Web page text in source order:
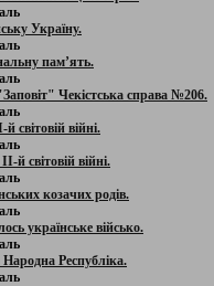
Україну.
пам’ять.
Чекістська справа №206.
світовій війні.
й світовій війні.
козачих родів.
українське військо.
Республіка.